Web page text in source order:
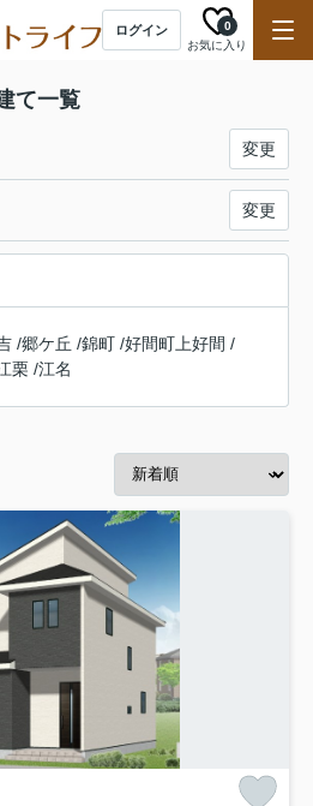
ログイン
お気に入り
0
て一覧
変更
変更
/郷ケ丘 /錦町 /好間町上好間 /
栗 /江名